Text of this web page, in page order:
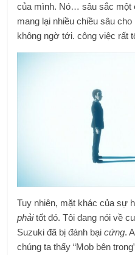
của mình. Nó… sâu sắc một
mang lại nhiều chiều sâu
không ngờ tới. công việc rất
Tuy nhiên, mặt khác của sự
phảitốt đó. Tôi đang nói về
Suzuki đã bị đánh bạicứng.
chúng ta thấy “Mob bên